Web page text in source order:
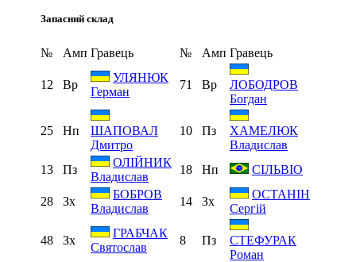
Запасний склад
№ Амп Гравець № Амп Гравець
12 Вр
УЛЯНЮК
Герман
71 Вр
ЛОБОДРОВ
Богдан
25 Нп
ШАПОВАЛ
Дмитро
10 Пз
ХАМЕЛЮК
Владислав
13
Пз
ОЛІЙНИК
Владислав
18 Нп СІЛЬВІО
28 Зх
БОБРОВ
Владислав
14 Зх
ОСТАНІН
Сергій
48 Зх
ГРАБЧАК
Святослав
8 Пз
СТЕФУРАК
Роман